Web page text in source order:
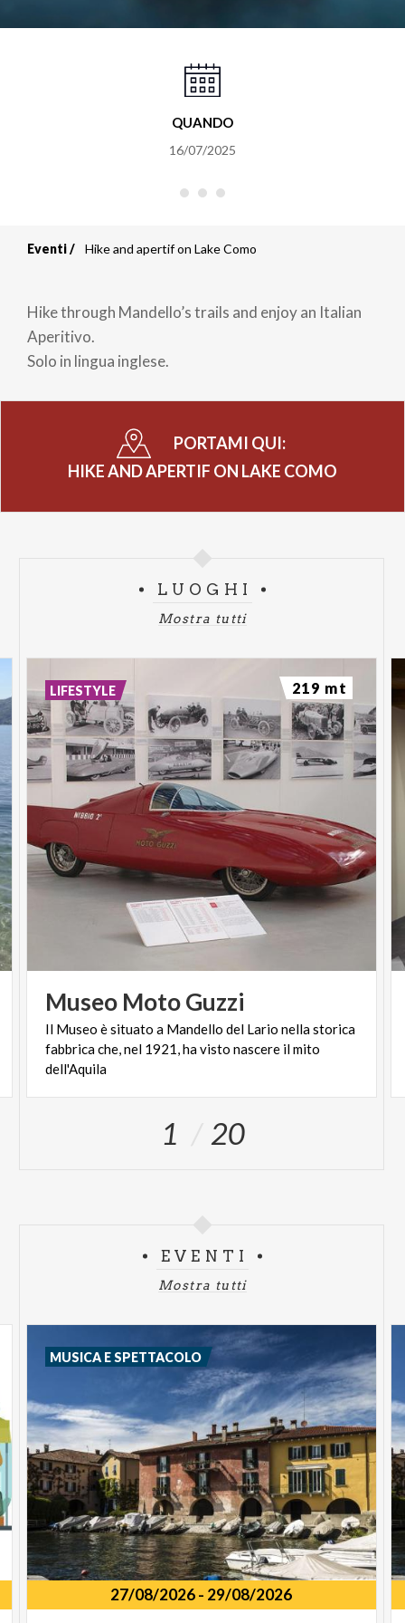
QUANDO
16/07/2025
Briciole
di
pane
Eventi Hike and apertif on Lake Como
Hike through Mandello’s trails and enjoy an Italian
Aperitivo.
Solo in lingua inglese.
PORTAMI QUI:
HIKE AND APERTIF ON LAKE COMO
LUOGHI
Mostra tutti
Museo MotoGuzzi
Il Museo è situato a Mandello del Lario nella storica
fabbrica che, nel 1921, ha visto nascere il mito
dell'Aquila
LIFESTYLE 219 mt
1 20
EVENTI
Mostra tutti
27/08/2026- 29/08/2026
MUSICA E SPETTACOLO